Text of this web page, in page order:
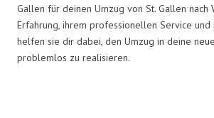
Gallen für deinen Umzug von St. Gallen nach
Erfahrung, ihrem professionellen Service
helfen sie dir dabei, den Umzug in deine
problemlos zu realisieren.